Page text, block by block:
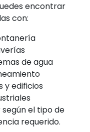
encontrar
con:
de agua
y edificios
el tipo de
requerido.